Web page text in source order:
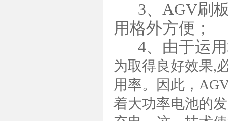
3、AGV刷板
用格外方便；
4、由于运用
为取得良好效果,
用率。因此，
着大功率电池的